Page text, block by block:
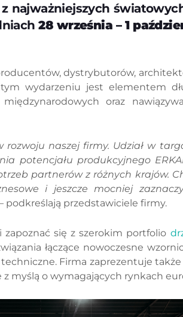
najważniejszych
28 września – 1
dystrybutorów,
wydarzeniu jest elementem
oraz
naszej firmy. Udział w
potencjału produkcyjnego
partnerów z różnych krajów.
i jeszcze mocniej
podkreślają przedstawiciele firmy.
się z szerokim portfolio
łączące nowoczesne
Firma zaprezentuje
myślą o wymagających rynkach